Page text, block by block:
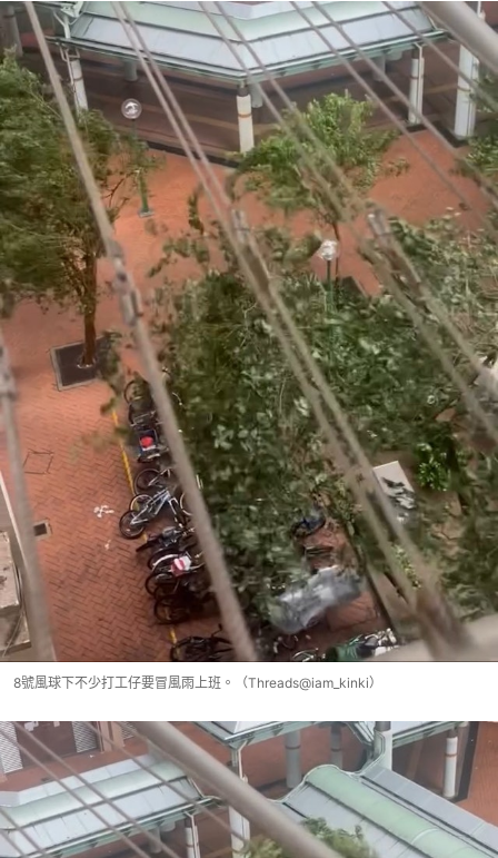
8號風球下不少打工仔要冒風雨上班。（Threads@iam_kinki）